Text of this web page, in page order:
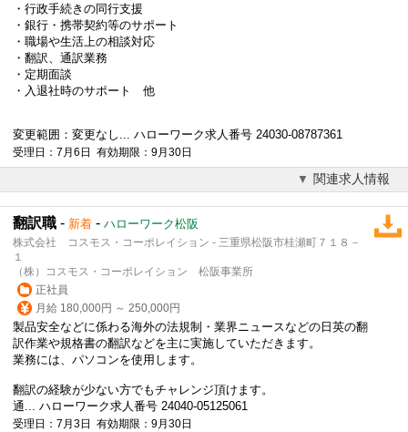
・行政手続きの同行支援
・銀行・携帯契約等のサポート
・職場や生活上の相談対応
・ 翻訳 、通訳業務
・定期面談
・入退社時のサポート 他
変更範囲：変更なし... ハローワーク求人番号 24030-08787361
受理日：7月6日 有効期限：9月30日
関連求人情報
翻訳職 - 新着 - ハローワーク松阪
株式会社 コスモス・コーポレイション - 三重県松阪市桂瀬町７１８－
１
（株）コスモス・コーポレイション 松阪事業所
正社員
月給 180,000円 ～ 250,000円
製品安全などに係わる海外の法規制・業界ニュースなどの日英の翻
訳作業や規格書の翻訳などを主に実施していただきます。
業務には、パソコンを使用します。
翻訳の経験が少ない方でもチャレンジ頂けます。
通... ハローワーク求人番号 24040-05125061
受理日：7月3日 有効期限：9月30日